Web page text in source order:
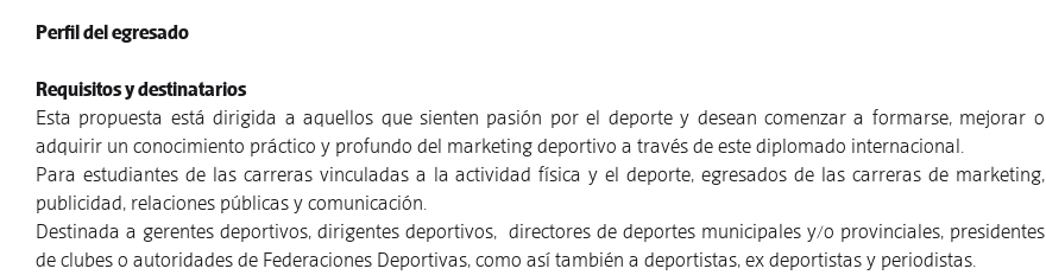
Perfil del egresado
Requisitos y destinatarios
Esta propuesta está dirigida a aquellos que sienten pasión por el deporte y desean comenzar a formarse, mejorar o
adquirir un conocimiento práctico y profundo del marketing deportivo a través de este diplomado internacional.
Para estudiantes de las carreras vinculadas a la actividad física y el deporte, egresados de las carreras de marketing,
publicidad, relaciones públicas y comunicación.
Destinada a gerentes deportivos, dirigentes deportivos, directores de deportes municipales y/o provinciales, presidentes
de clubes o autoridades de Federaciones Deportivas, como así también a deportistas, ex deportistas y periodistas.